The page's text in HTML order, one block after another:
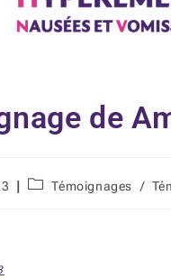
de
Témoignages /